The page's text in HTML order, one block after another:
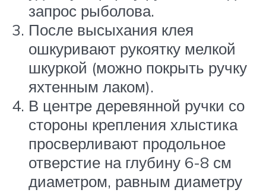
запрос рыболова.
После высыхания клея
ошкуривают рукоятку мелкой
шкуркой (можно покрыть ручку
яхтенным лаком).
В центре деревянной ручки со
стороны крепления хлыстика
просверливают продольное
отверстие на глубину 6-8 см
диаметром, равным диаметру